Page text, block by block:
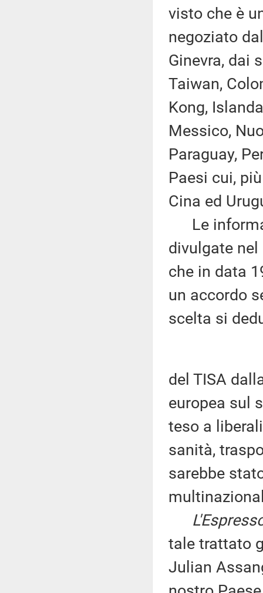
visto che è
negoziato
Ginevra, dai
Taiwan,
Kong,
Messico,
Paraguay,
Paesi cui,
Cina ed
Le
divulgate
che in data
un accordo
scelta si
del TISA
europea sul
teso a
sanità,
sarebbe
tale trattato
Julian